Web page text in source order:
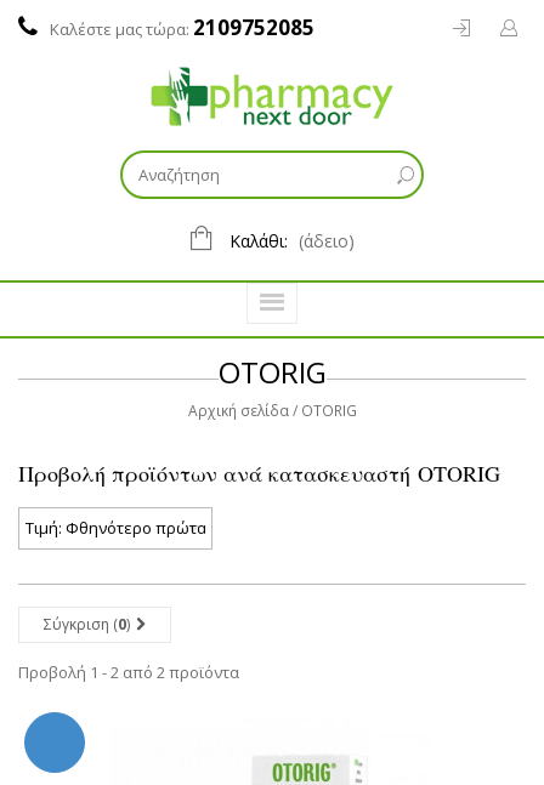
Καλέστε μας τώρα: 2109752085
Καλάθι: (άδειο)
OTORIG
Αρχική σελίδα OTORIG
Προβολή προϊόντων ανά κατασκευαστή OTORIG
Σύγκριση (0)
Προβολή 1 - 2 από 2 προϊόντα